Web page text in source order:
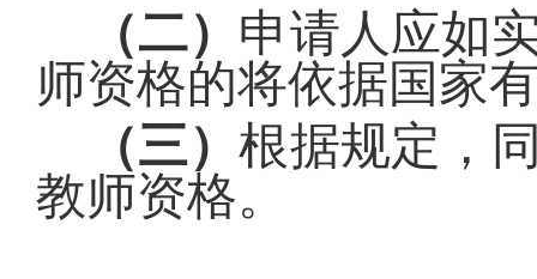
（二） 申请人应如
师资格的将依据国家
（三）根据规定，
教师资格。